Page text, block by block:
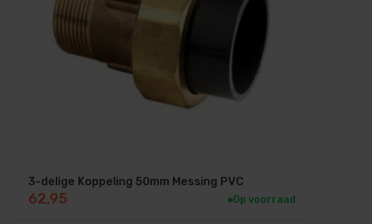
3-delige Koppeling 50mm Messing PVC
62,95 Op voorraad